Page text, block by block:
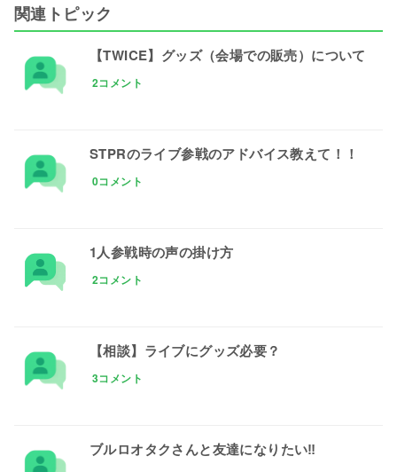
関連トピック
【TWICE】グッズ（会場での販売）について
2コメント
STPRのライブ参戦のアドバイス教えて！！
0コメント
1人参戦時の声の掛け方
2コメント
【相談】ライブにグッズ必要？
3コメント
ブルロオタクさんと友達になりたい‼